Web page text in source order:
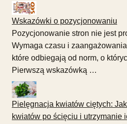
Wskazówki o pozycjonowaniu
Pozycjonowanie stron nie jest
Wymaga czasu i
które odbiegają od norm, o
Pierwszą wskazówką …
Pielęgnacja kwiatów ciętych: Jak
kwiatów po ścięciu i utrzymanie